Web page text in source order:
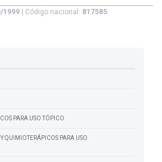
1999 | Código nacional: 817585
PARA USO TÓPICO
QUIMIOTERÁPICOS PARA USO